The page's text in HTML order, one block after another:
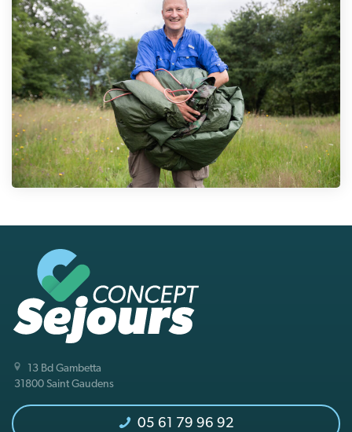
13 Bd Gambetta
31800 Saint Gaudens
05 61 79 96 92